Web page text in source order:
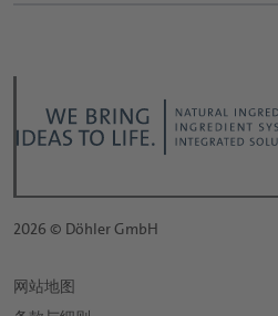
2026 © Döhler GmbH
网站地图